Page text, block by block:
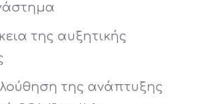
της αυξητικής
της ανάπτυξης